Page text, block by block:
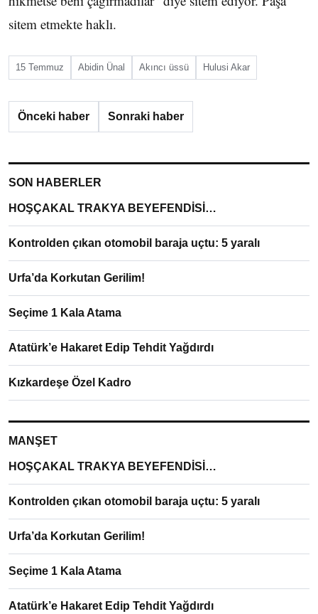
sitem etmekte haklı.
15 Temmuz Abidin Ünal Akıncı üssü Hulusi Akar
Önceki haber Sonraki haber
SON HABERLER
HOŞÇAKAL TRAKYA BEYEFENDİSİ…
Kontrolden çıkan otomobil baraja uçtu: 5 yaralı
Urfa’da Korkutan Gerilim!
Seçime 1 Kala Atama
Atatürk’e Hakaret Edip Tehdit Yağdırdı
Kızkardeşe Özel Kadro
MANŞET
HOŞÇAKAL TRAKYA BEYEFENDİSİ…
Kontrolden çıkan otomobil baraja uçtu: 5 yaralı
Urfa’da Korkutan Gerilim!
Seçime 1 Kala Atama
Atatürk’e Hakaret Edip Tehdit Yağdırdı